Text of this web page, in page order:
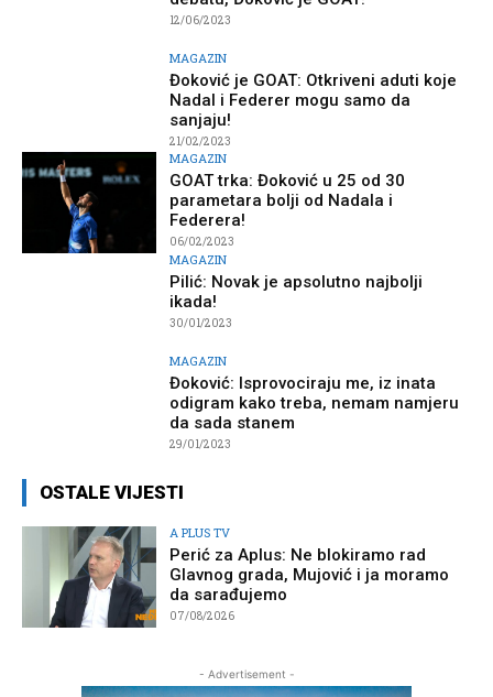
12/06/2023
MAGAZIN
Đoković je GOAT: Otkriveni aduti koje
Nadal i Federer mogu samo da
sanjaju!
21/02/2023
MAGAZIN
GOAT trka: Đoković u 25 od 30
parametara bolji od Nadala i
Federera!
06/02/2023
MAGAZIN
Pilić: Novak je apsolutno najbolji
ikada!
30/01/2023
MAGAZIN
Đoković: Isprovociraju me, iz inata
odigram kako treba, nemam namjeru
da sada stanem
29/01/2023
OSTALE VIJESTI
A PLUS TV
Perić za Aplus: Ne blokiramo rad
Glavnog grada, Mujović i ja moramo
da sarađujemo
07/08/2026
- Advertisement -